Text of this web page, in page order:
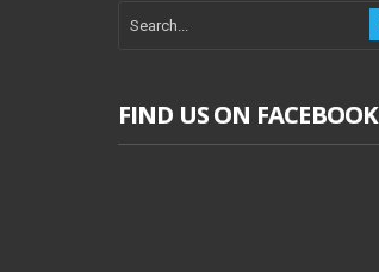
FIND US ON FACEBOOK